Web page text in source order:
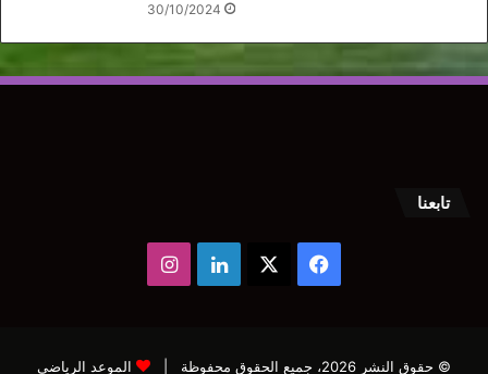
30/10/2024
تابعنا
فيسبوك لينكدإنانستقرام
© حقوق النشر 2026، جميع الحقوق محفوظة | الموعد الرياضي